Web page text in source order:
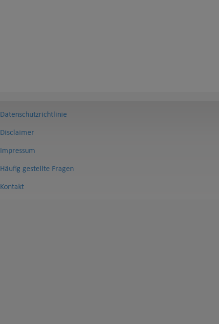
Datenschutzrichtlinie
Disclaimer
Impressum
Häufig gestellte Fragen
Kontakt